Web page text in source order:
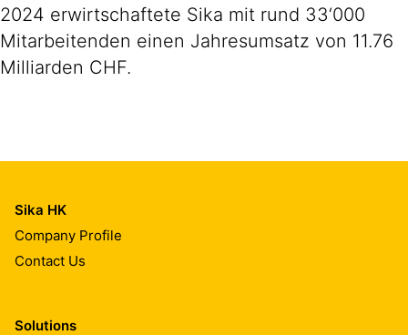
2024 erwirtschaftete Sika mit rund 33‘000
Mitarbeitenden einen Jahresumsatz von 11.76
Milliarden CHF.
Sika HK
Company Profile
Contact Us
Solutions